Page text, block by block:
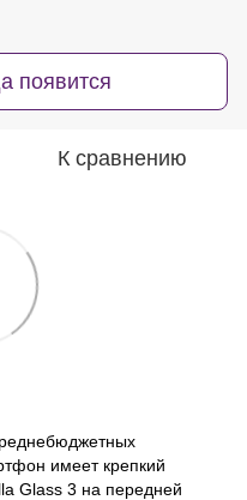
появится
К сравнению
имеет крепкий
Glass 3 на передней